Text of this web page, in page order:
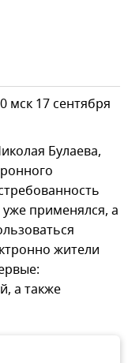
мск 17 сентября
Булаева,
применялся, а
жители
а также